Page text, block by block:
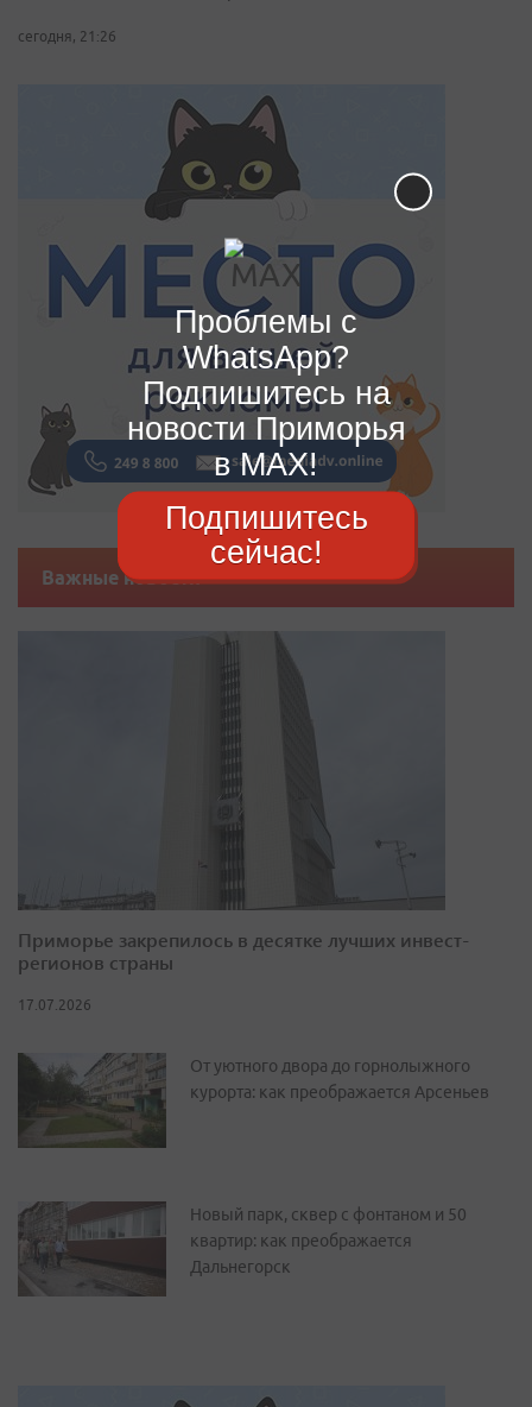
сегодня, 21:26
Важные новости
Приморье закрепилось в десятке лучших инвест-
регионов страны
17.07.2026
От уютного двора до горнолыжного
курорта: как преображается Арсеньев
Новый парк, сквер с фонтаном и 50
квартир: как преображается
Дальнегорск
Проблемы с
WhatsApp?
Подпишитесь на
новости Приморья
в MAX!
Подпишитесь
сейчас!